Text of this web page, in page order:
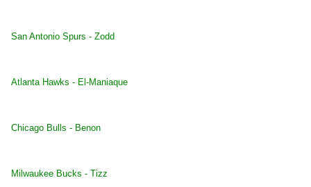
San Antonio Spurs - Zodd
Atlanta Hawks - El-Maniaque
Chicago Bulls - Benon
Milwaukee Bucks - Tizz